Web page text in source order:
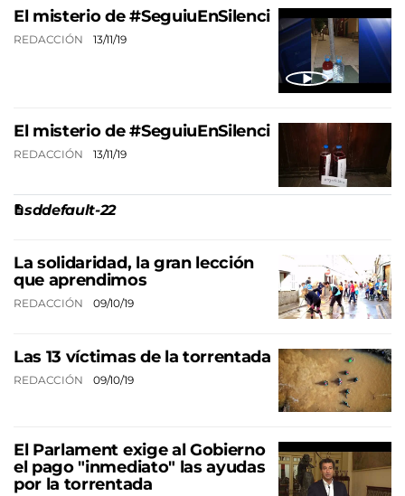
El misterio de #SeguiuEnSilenci
REDACCIÓN 13/11/19
El misterio de #SeguiuEnSilenci
REDACCIÓN 13/11/19
sddefault-22
La solidaridad, la gran lección
que aprendimos
REDACCIÓN 09/10/19
Las 13 víctimas de la torrentada
REDACCIÓN 09/10/19
El Parlament exige al Gobierno
el pago "inmediato" las ayudas
por la torrentada